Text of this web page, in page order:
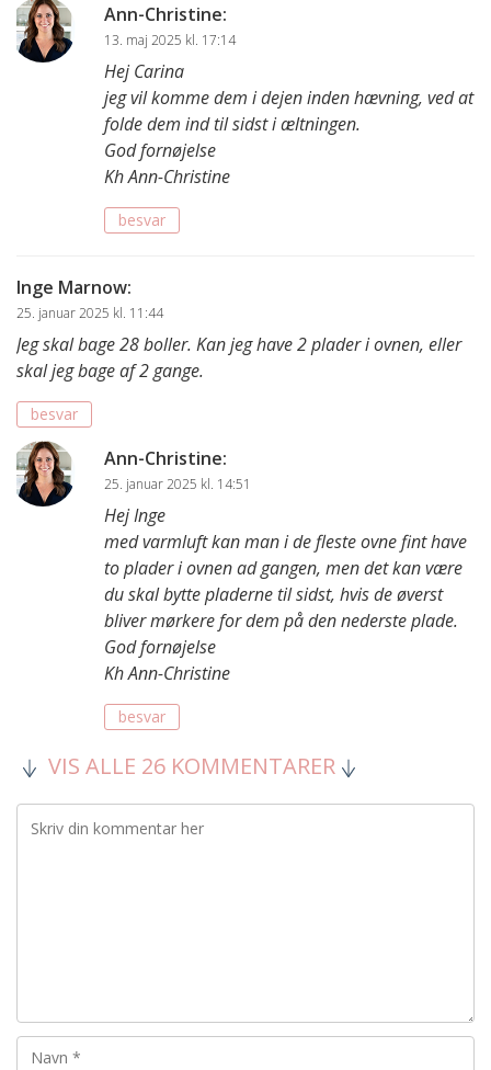
Ann-Christine:
13. maj 2025 kl. 17:14
Hej Carina
jeg vil komme dem i dejen inden hævning, ved at
folde dem ind til sidst i æltningen.
God fornøjelse
Kh Ann-Christine
besvar
Inge Marnow:
25. januar 2025 kl. 11:44
Jeg skal bage 28 boller. Kan jeg have 2 plader i ovnen, eller
skal jeg bage af 2 gange.
besvar
Ann-Christine:
25. januar 2025 kl. 14:51
Hej Inge
med varmluft kan man i de fleste ovne fint have
to plader i ovnen ad gangen, men det kan være
du skal bytte pladerne til sidst, hvis de øverst
bliver mørkere for dem på den nederste plade.
God fornøjelse
Kh Ann-Christine
besvar
VIS ALLE 26 KOMMENTARER